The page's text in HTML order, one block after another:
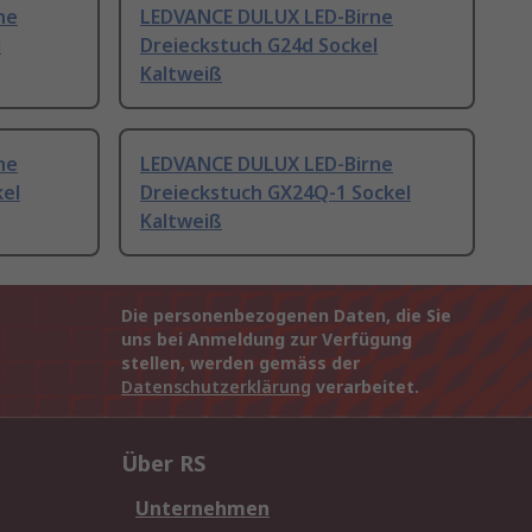
LEDVANCE DULUX LED-Birne
Dreieckstuch G24d Sockel
Kaltweiß
LEDVANCE DULUX LED-Birne
Dreieckstuch GX24Q-1 Sockel
Kaltweiß
Die personenbezogenen Daten, die Sie
uns bei Anmeldung zur Verfügung
stellen, werden gemäss der
Datenschutzerklärung verarbeitet.
Über RS
Unternehmen